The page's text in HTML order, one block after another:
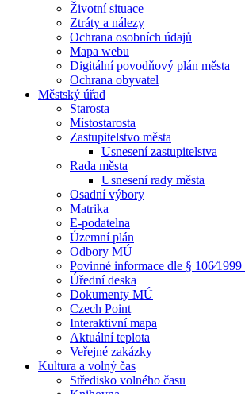
Životní situace
Ztráty a nálezy
Ochrana osobních údajů
Mapa webu
Digitální povodňový plán města
Ochrana obyvatel
Městský úřad
Starosta
Místostarosta
Zastupitelstvo města
Usnesení zastupitelstva
Rada města
Usnesení rady města
Osadní výbory
Matrika
E-podatelna
Územní plán
Odbory MÚ
Povinné informace dle § 106⁄1999
Úřední deska
Dokumenty MÚ
Czech Point
Interaktivní mapa
Aktuální teplota
Veřejné zakázky
Kultura a volný čas
Středisko volného času